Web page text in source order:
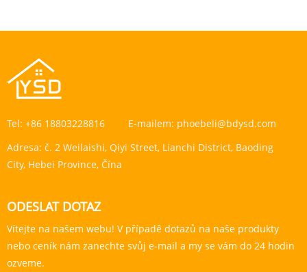
Tel: +86 18803228816 E-mailem: phoebeli@bdysd.com
Adresa: č. 2 Weilaishi, Qiyi Street, Lianchi District, Baoding
City, Hebei Province, Čína
ODESLAT DOTAZ
Vítejte na našem webu! V případě dotazů na naše produkty
nebo ceník nám zanechte svůj e-mail a my se vám do 24 hodin
ozveme.